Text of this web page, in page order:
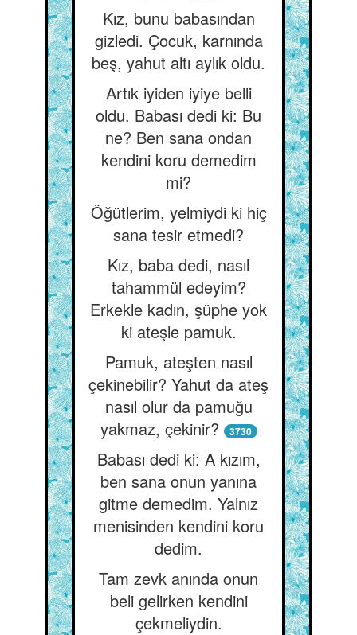
Kız, bunu babasından
gizledi. Çocuk, karnında
beş, yahut altı aylık oldu.
Artık iyiden iyiye belli
oldu. Babası dedi ki: Bu
ne? Ben sana ondan
kendini koru demedim
mi?
Öğütlerim, yelmiydi ki hiç
sana tesir etmedi?
Kız, baba dedi, nasıl
tahammül edeyim?
Erkekle kadın, şüphe yok
ki ateşle pamuk.
Pamuk, ateşten nasıl
çekinebilir? Yahut da ateş
nasıl olur da pamuğu
yakmaz, çekinir?
3730
Babası dedi ki: A kızım,
ben sana onun yanına
gitme demedim. Yalnız
menisinden kendini koru
dedim.
Tam zevk anında onun
beli gelirken kendini
çekmeliydin.